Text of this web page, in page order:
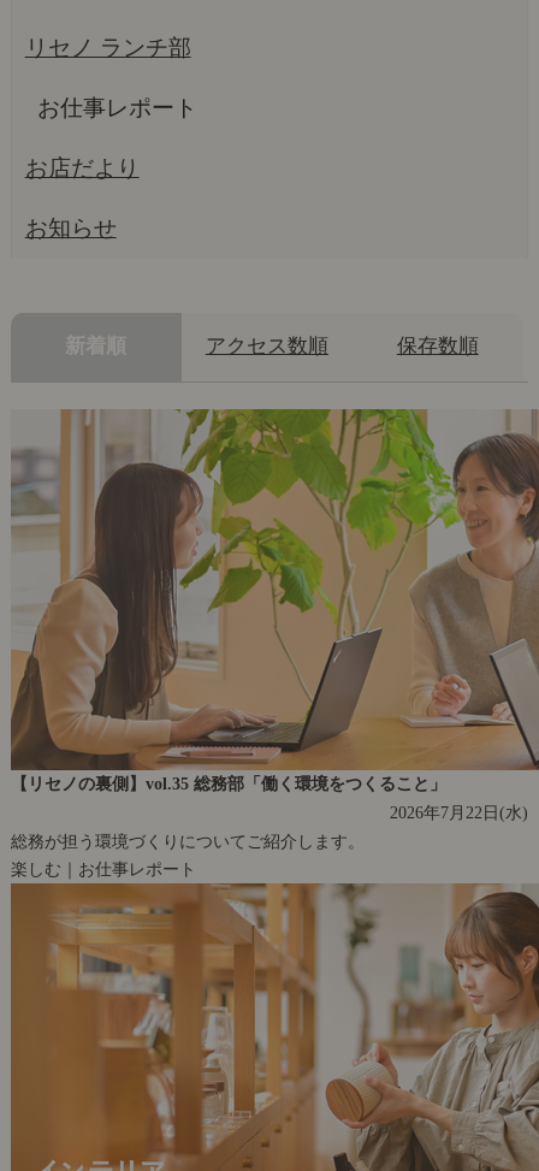
リセノ ランチ部
お仕事レポート
お店だより
お知らせ
新着順 アクセス数順 保存数順
【リセノの裏側】vol.35 総務部「働く環境をつくること」
2026年7月22日(水)
総務が担う環境づくりについてご紹介します。
楽しむ｜お仕事レポート